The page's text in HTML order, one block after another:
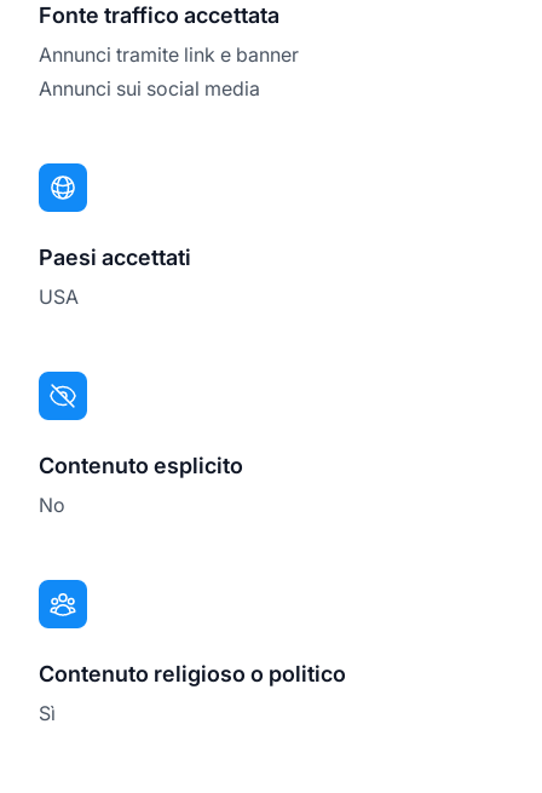
Fonte traffico accettata
Annunci tramite link e banner
Annunci sui social media
Paesi accettati
USA
Contenuto esplicito
No
Contenuto religioso o politico
Sì